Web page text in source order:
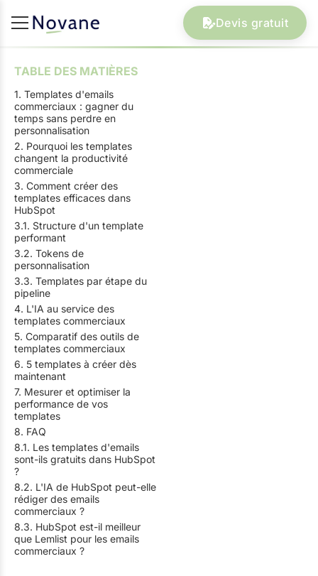
Devis gratuit
TABLE DES MATIÈRES
1. Templates d'emails
commerciaux : gagner du
temps sans perdre en
personnalisation
2. Pourquoi les templates
changent la productivité
commerciale
3. Comment créer des
templates efficaces dans
HubSpot
3.1. Structure d'un template
performant
3.2. Tokens de
personnalisation
3.3. Templates par étape du
pipeline
4. L'IA au service des
templates commerciaux
5. Comparatif des outils de
templates commerciaux
6. 5 templates à créer dès
maintenant
7. Mesurer et optimiser la
performance de vos
templates
8. FAQ
8.1. Les templates d'emails
sont-ils gratuits dans HubSpot
?
8.2. L'IA de HubSpot peut-elle
rédiger des emails
commerciaux ?
8.3. HubSpot est-il meilleur
que Lemlist pour les emails
commerciaux ?